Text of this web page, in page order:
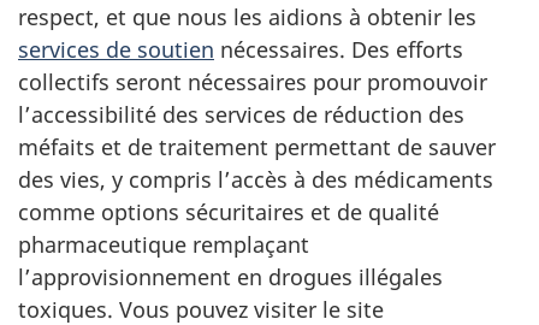
respect, et que nous les aidions à obtenir les
services de soutien nécessaires. Des efforts
collectifs seront nécessaires pour promouvoir
l’accessibilité des services de réduction des
méfaits et de traitement permettant de sauver
des vies, y compris l’accès à des médicaments
comme options sécuritaires et de qualité
pharmaceutique remplaçant
l’approvisionnement en drogues illégales
toxiques. Vous pouvez visiter le site